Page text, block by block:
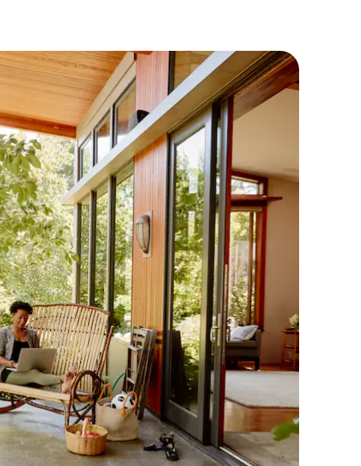
poshtë ose eksploro duke prekur ose duke lëvizur ekranin.